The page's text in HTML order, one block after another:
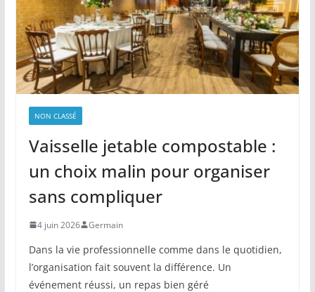
NON CLASSÉ
Vaisselle jetable compostable :
un choix malin pour organiser
sans compliquer
4 juin 2026 Germain
Dans la vie professionnelle comme dans le quotidien,
l’organisation fait souvent la différence. Un
événement réussi, un repas bien géré